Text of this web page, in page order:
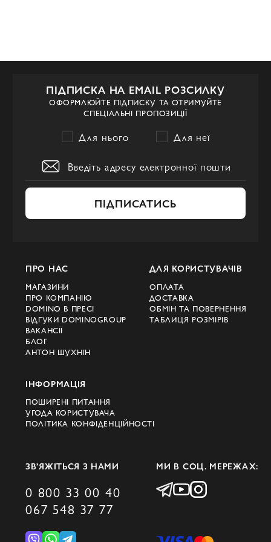
ПІДПИСКА НА EMAIL РОЗСИЛКУ
ОФОРМЛЮЙТЕ ПІДПИСКУ ТА ОТРИМУЙТЕ
СПЕЦІАЛЬНІ ПРОПОЗИЦІЇ
Для нього Для неї
ПІДПИСАТИСЬ
ПРО НАС
МАГАЗИНИ
ПРО КОМПАНІЮ
DOMINO В ПРЕСІ
ВІДГУКИ DOMINOGROUP
ВАКАНСІЇ
БЛОГ
АНТОН ШУХНІН
ДЛЯ КОРИСТУВАЧІВ
ОПЛАТА
ДОСТАВКА
ОБМІН ТА ПОВЕРНЕННЯ
ТАБЛИЦЯ РОЗМІРІВ
ІНФОРМАЦІЯ
ПОШИРЕНІ ПИТАННЯ
УГОДА КОРИСТУВАЧА
ПОЛІТИКА КОНФІДЕНЦІЙНОСТІ
ЗВ’ЯЖІТЬСЯ З НАМИ
0 800 33 00 40
067 548 37 77
МИ В СОЦ. МЕРЕЖАХ: